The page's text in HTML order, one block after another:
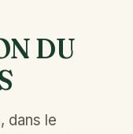
DU
dans le